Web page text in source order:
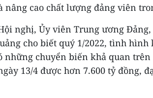
nâng cao chất lượng đảng viên
nghị, Ủy viên Trung ương
cho biết quý 1/2022, tình
những chuyển biến khả quan
13/4 được hơn 7.600 tỷ đồng,